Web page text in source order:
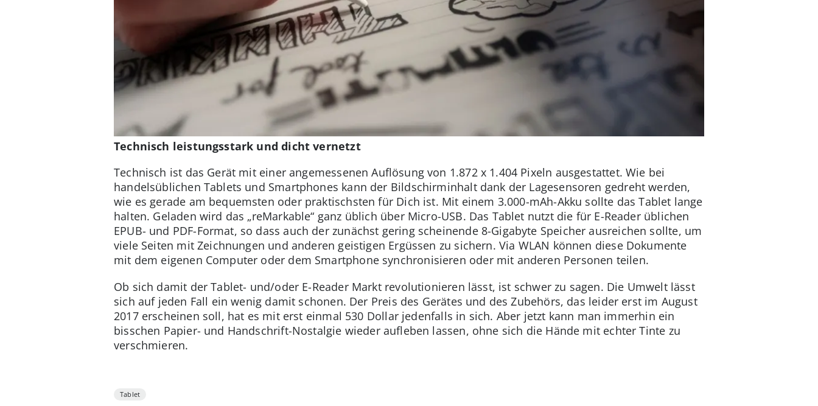
Technisch leistungsstark und dicht vernetzt
Technisch ist das Gerät mit einer angemessenen Auflösung von 1.872 x 1.404 Pixeln ausgestattet. Wie bei
handelsüblichen Tablets und Smartphones kann der Bildschirminhalt dank der Lagesensoren gedreht werden,
wie es gerade am bequemsten oder praktischsten für Dich ist. Mit einem 3.000-mAh-Akku sollte das Tablet lange
halten. Geladen wird das „reMarkable“ ganz üblich über Micro-USB. Das Tablet nutzt die für E-Reader üblichen
EPUB- und PDF-Format, so dass auch der zunächst gering scheinende 8-Gigabyte Speicher ausreichen sollte, um
viele Seiten mit Zeichnungen und anderen geistigen Ergüssen zu sichern. Via WLAN können diese Dokumente
mit dem eigenen Computer oder dem Smartphone synchronisieren oder mit anderen Personen teilen.
Ob sich damit der Tablet- und/oder E-Reader Markt revolutionieren lässt, ist schwer zu sagen. Die Umwelt lässt
sich auf jeden Fall ein wenig damit schonen. Der Preis des Gerätes und des Zubehörs, das leider erst im August
2017 erscheinen soll, hat es mit erst einmal 530 Dollar jedenfalls in sich. Aber jetzt kann man immerhin ein
bisschen Papier- und Handschrift-Nostalgie wieder aufleben lassen, ohne sich die Hände mit echter Tinte zu
verschmieren.
Tablet